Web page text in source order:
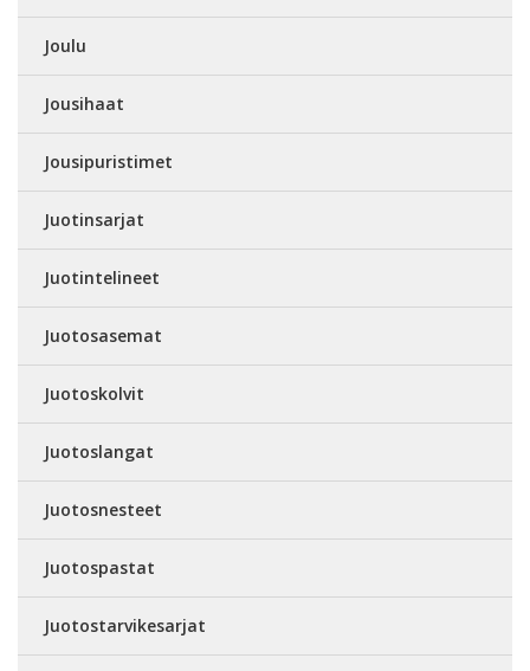
Joulu
Jousihaat
Jousipuristimet
Juotinsarjat
Juotintelineet
Juotosasemat
Juotoskolvit
Juotoslangat
Juotosnesteet
Juotospastat
Juotostarvikesarjat